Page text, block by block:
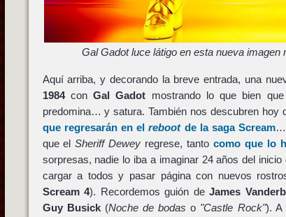
Gal Gadot luce látigo en esta nueva
Aquí arriba, y decorando la breve entrada, una
1984conGal Gadot mostrando lo que bien
predomina… y satura. También nos descubren hoy
que regresarán en elrebootde la sagaScream
que elSheriff Dewey regrese, tantocomo que lo
sorpresas, nadie lo iba a imaginar 24 años del
cargar a todos y pasar página con nuevos
Scream 4). Recordemos guión deJames
Guy Busick(Noche de bodas o "Castle Rock"). A